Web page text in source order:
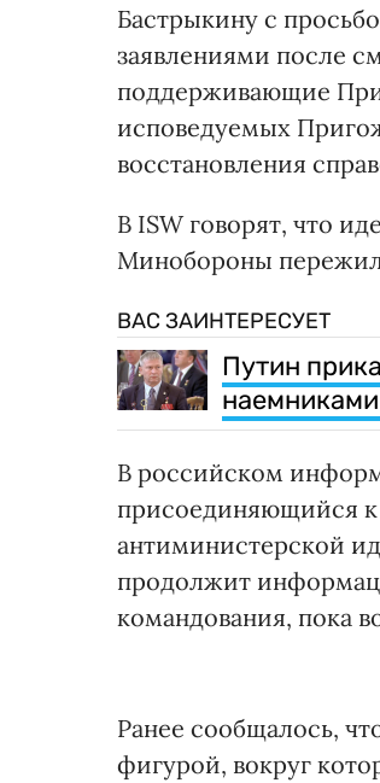
Бастрыкину с
заявлениями после
поддерживающие
исповедуемых
восстановления
В ISW говорят, что
Минобороны
ВАС ЗАИНТЕРЕСУЕТ
Путин
В российском
присоединяющийся к
антиминистерской
продолжит
командования, пока
Ранее сообщалось,
фигурой, вокруг